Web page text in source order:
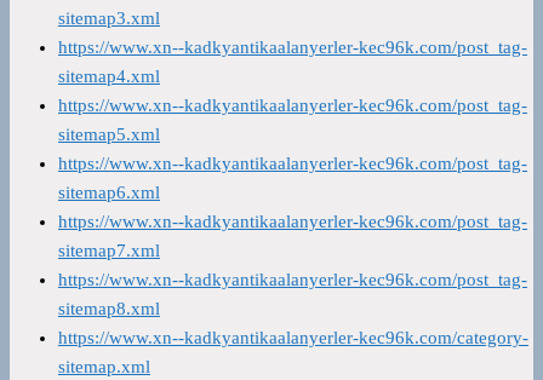
sitemap3.xml
https://www.xn--kadkyantikaalanyerler-kec96k.com/post_tag-
sitemap4.xml
https://www.xn--kadkyantikaalanyerler-kec96k.com/post_tag-
sitemap5.xml
https://www.xn--kadkyantikaalanyerler-kec96k.com/post_tag-
sitemap6.xml
https://www.xn--kadkyantikaalanyerler-kec96k.com/post_tag-
sitemap7.xml
https://www.xn--kadkyantikaalanyerler-kec96k.com/post_tag-
sitemap8.xml
https://www.xn--kadkyantikaalanyerler-kec96k.com/category-
sitemap.xml